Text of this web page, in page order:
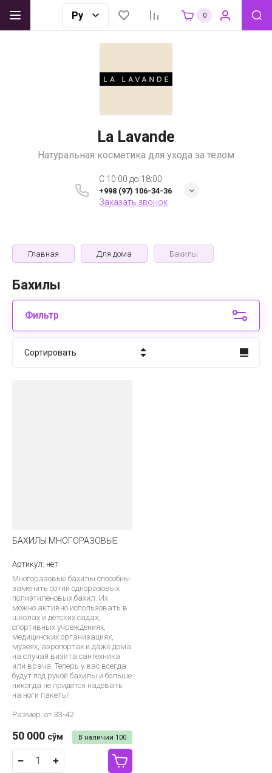
0
La Lavande
Натуральная косметика для ухода за телом
C 10:00 до 18:00
+998 (97) 106-34-36
Заказать звонок
Главная Для дома Бахилы
Бахилы
Фильтр
Сортировать
БАХИЛЫ МНОГОРАЗОВЫЕ
Артикул: нет
Многоразовые бахилы способны
заменить сотни одноразовых
полиэтиленовых бахил. Их
можно активно использовать в
школах и детских садах,
спортивных учреждениях,
медицинских организациях,
музеях, аэропортах и даже дома
на случай визита сантехника
или врача. Теперь у вас всегда
будут под рукой бахилы и больше
никогда не придётся надевать
на ноги пакеты!
Размер: от 33-42
В наличии 100
50 000 сўм